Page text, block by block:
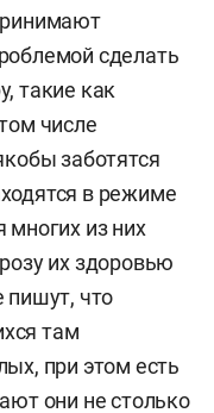
сделать
такие как
числе
заботятся
в режиме
многих из них
их здоровью
пишут, что
там
при этом есть
они не столько